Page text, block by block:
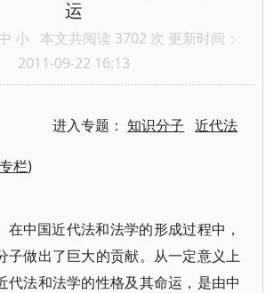
运
小 本文共阅读 3702 次 更新时间：
2011-09-22 16:13
进入专题：知识分子 近代法
栏)
中国近代法和法学的形成过程中，
子做出了巨大的贡献。从一定意义上
代法和法学的性格及其命运，是由中